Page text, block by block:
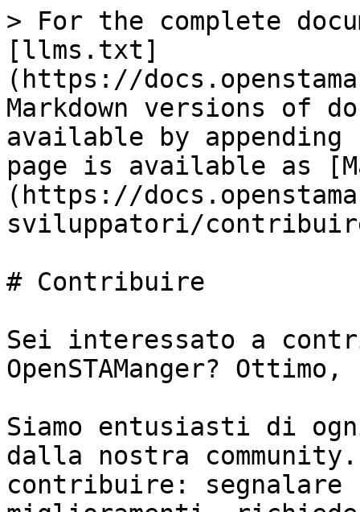
> For the complete
[llms.txt]
(https://
Markdown versions of
available by
page is available as
(https://
sviluppatori/
# Contribuire
Sei interessato a
OpenSTAManger?
Siamo entusiasti di
dalla nostra
contribuire: segnalare